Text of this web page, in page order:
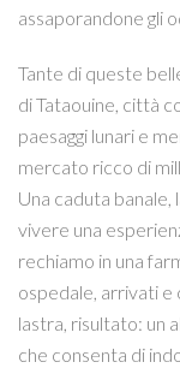
assaporandone gli
Tante di queste
di Tataouine, città
paesaggi lunari e
mercato ricco di
Una caduta banale,
vivere una
rechiamo in una
ospedale, arrivati e
lastra, risultato: un
che consenta di